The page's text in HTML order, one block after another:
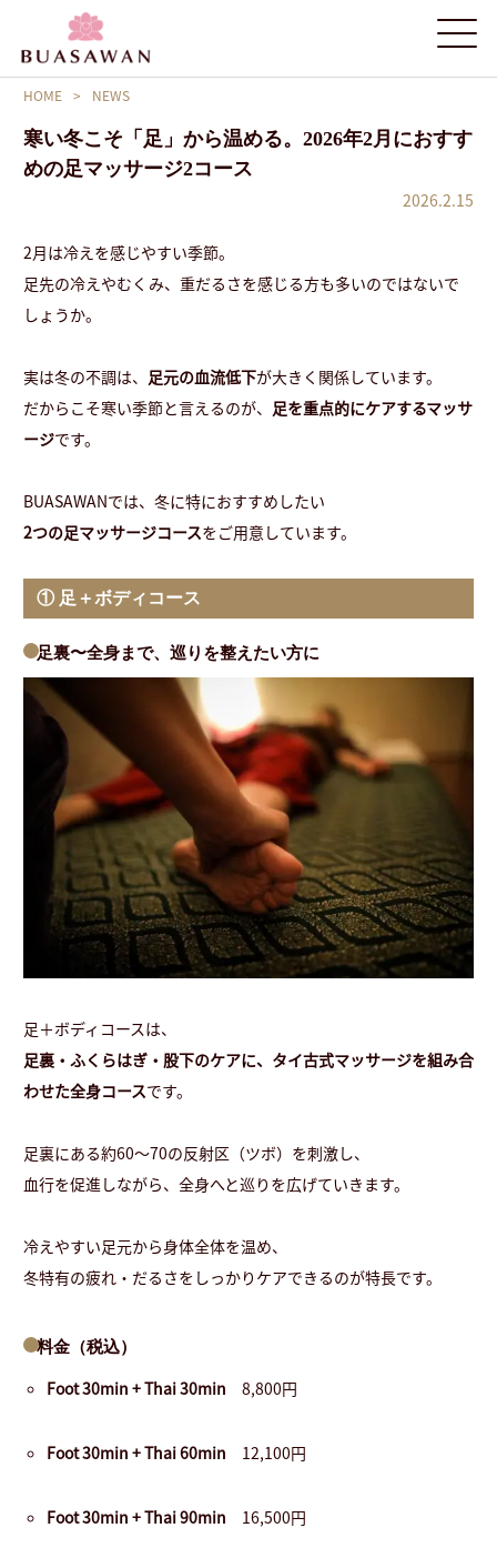
HOME > NEWS
寒い冬こそ「足」から温める。2026年2月におすす
めの足マッサージ2コース
2026.2.15
2月は冷えを感じやすい季節。
足先の冷えやむくみ、重だるさを感じる方も多いのではないで
しょうか。
実は冬の不調は、 足元の血流低下が大きく関係しています。
だからこそ寒い季節と言えるのが、 足を重点的にケアするマッサ
ージです。
BUASAWANでは、冬に特におすすめしたい
2つの足マッサージコースをご用意しています。
① 足＋ボディコース
足裏〜全身まで、巡りを整えたい方に
足＋ボディコースは、
足裏・ふくらはぎ・股下のケアに、タイ古式マッサージを組み合
わせた全身コースです。
足裏にある約60〜70の反射区（ツボ）を刺激し、
血行を促進しながら、全身へと巡りを広げていきます。
冷えやすい足元から身体全体を温め、
冬特有の疲れ・だるさをしっかりケアできるのが特長です。
料金（税込）
Foot 30min + Thai 30min 8,800円
Foot 30min + Thai 60min 12,100円
Foot 30min + Thai 90min 16,500円